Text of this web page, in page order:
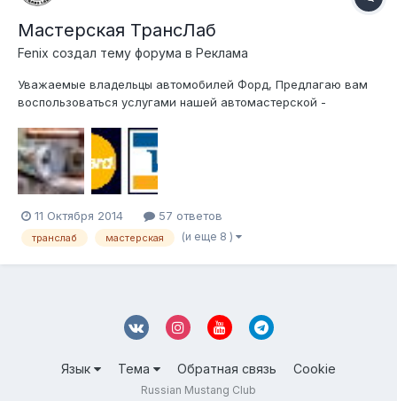
Мастерская ТрансЛаб
Fenix создал тему форума в Реклама
Уважаемые владельцы автомобилей Форд, Предлагаю вам
воспользоваться услугами нашей автомастерской -
нашей команде: - мастерская основана в начале 2014 года в
результате реорганизации техцентра Автолик...
11 Октября 2014 57 ответов
транслаб мастерская (и еще 8 )
Язык Тема Обратная связь Cookie
Russian Mustang Club